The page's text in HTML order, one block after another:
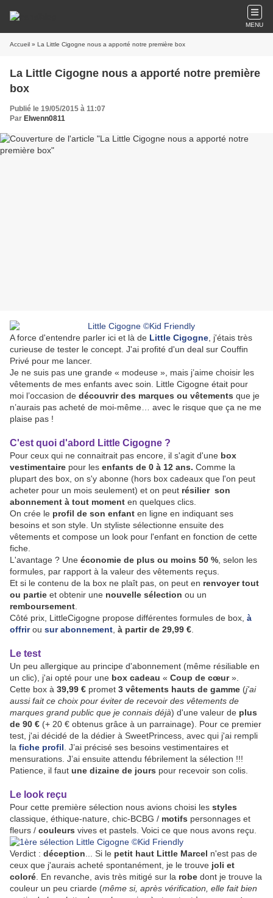
MENU
Accueil » La Little Cigogne nous a apporté notre première box
La Little Cigogne nous a apporté notre première
box
Publié le 19/05/2015 à 11:07
Par Elwenn0811
A force d'entendre parler ici et là de Little Cigogne , j'étais très
curieuse de tester le concept. J'ai profité d'un deal sur Couffin
Privé pour me lancer.
Je ne suis pas une grande « modeuse », mais j’aime choisir les
vêtements de mes enfants avec soin. Little Cigogne était pour
moi l’occasion de découvrir des marques ou vêtements que je
n’aurais pas acheté de moi-même… avec le risque que ça ne me
plaise pas !
C'est quoi d'abord Little Cigogne ?
Pour ceux qui ne connaitrait pas encore, il s'agit d'une box
vestimentaire pour les enfants de 0 à 12 ans. Comme la
plupart des box, on s'y abonne (hors box cadeaux que l'on peut
acheter pour un mois seulement) et on peut résilier son
abonnement à tout moment en quelques clics.
On crée le profil de son enfant en ligne en indiquant ses
besoins et son style. Un styliste sélectionne ensuite des
vêtements et compose un look pour l'enfant en fonction de cette
fiche.
L'avantage ? Une économie de plus ou moins 50 % , selon les
formules, par rapport à la valeur des vêtements reçus.
Et si le contenu de la box ne plaît pas, on peut en renvoyer tout
ou partie et obtenir une nouvelle sélection ou un
remboursement
Côté prix, LittleCigogne propose différentes formules de box, à
offrirou sur abonnement à partir de 29,99 €
Le test
Un peu allergique au principe d'abonnement (même résiliable en
un clic), j'ai opté pour une box cadeau « Coup de cœur».
Cette box à 39,99 € promet 3 vêtements hauts de gamme (j'ai
aussi fait ce choix pour éviter de recevoir des vêtements de
marques grand public que je connais déjà) d'une valeur de plus
de 90 € (+ 20 € obtenus grâce à un parrainage). Pour ce premier
test, j'ai décidé de la dédier à SweetPrincess, avec qui j'ai rempli
la fiche profil . J’ai précisé ses besoins vestimentaires et
mensurations. J’ai ensuite attendu fébrilement la sélection !!!
Patience, il faut une dizaine de jours pour recevoir son colis.
Le look reçu
Pour cette première sélection nous avions choisi les styles
classique, éthique-nature, chic-BCBG / motifs personnages et
fleurs / couleurs vives et pastels. Voici ce que nous avons reçu.
Verdict : déception ... Si le petit haut Little Marcel n'est pas de
ceux que j'aurais acheté spontanément, je le trouve joli et
coloré . En revanche, avis très mitigé sur la robe dont je trouve la
couleur un peu criarde (même si, après vérification, elle fait bien